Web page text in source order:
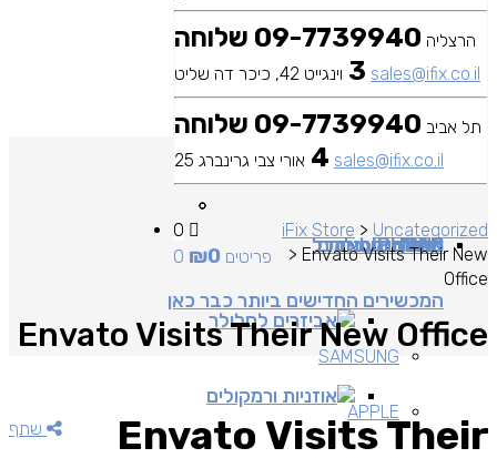
הרצליה
09-7739940 שלוחה
3 וינגייט 42, כיכר דה שליט sales@ifix.co.il
תל אביב
09-7739940 שלוחה
4 אורי צבי גרינברג 25 sales@ifix.co.il
0
0 פריטים
₪0 IPHONE
IPAD
MAC
אביזרים
אביזרים לסלולר
אוזניות ורמקולים
מכשירי סלולרכל
המכשירים החדישים ביותר כבר כאן
SAMSUNG
APPLE
שירותי מעבדה
כבלים ומתאמים
iFix Store > Uncategorized
> Envato Visits Their New
Office
Envato Visits Their New Office
שתף
Envato Visits Their